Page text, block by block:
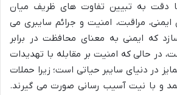
دقت به تبیین تفاوت های ظریف میان
مراقبت، امنیت و جرائم سایبری می
که ایمنی به معنای محافظت در برابر
در حالی که امنیت بر مقابله با تهدیدات
در دنیای سایبر حیاتی است؛ زیرا حملات
و با نیت آسیب رسانی صورت می گیرند.